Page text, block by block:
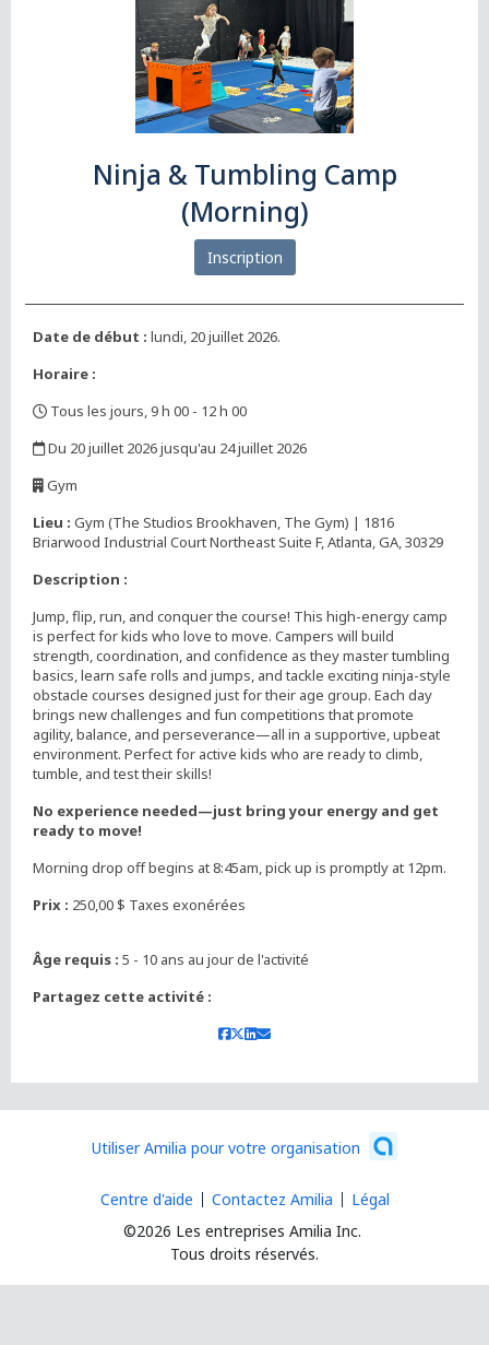
Ninja & Tumbling Camp
(Morning)
Inscription
Date de début : lundi, 20 juillet 2026.
Horaire :
Tous les jours, 9 h 00 - 12 h 00
Du 20 juillet 2026 jusqu'au 24 juillet 2026
Gym
Lieu : Gym (The Studios Brookhaven, The Gym) | 1816
Briarwood Industrial Court Northeast Suite F, Atlanta, GA, 30329
Description :
Jump, flip, run, and conquer the course! This high-energy camp
is perfect for kids who love to move. Campers will build
strength, coordination, and confidence as they master tumbling
basics, learn safe rolls and jumps, and tackle exciting ninja-style
obstacle courses designed just for their age group. Each day
brings new challenges and fun competitions that promote
agility, balance, and perseverance—all in a supportive, upbeat
environment. Perfect for active kids who are ready to climb,
tumble, and test their skills!
No experience needed—just bring your energy and get
ready to move!
Morning drop off begins at 8:45am, pick up is promptly at 12pm.
Prix : 250,00 $ Taxes exonérées
Âge requis : 5 - 10 ans au jour de l'activité
Partagez cette activité :
Utiliser Amilia pour votre organisation
©2026 Les entreprises Amilia Inc.
Tous droits réservés.
Centre d'aide Contactez Amilia Légal